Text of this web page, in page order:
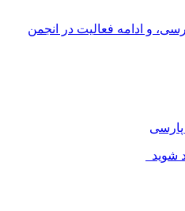
و ادامه فعالیت در انجمن
شوید